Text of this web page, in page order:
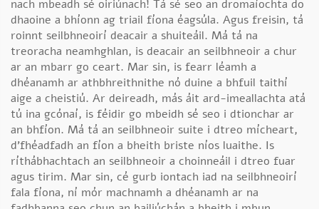
nach mbeadh sé oiriúnach! Tá sé seo an dromaíochta do
dhaoine a bhíonn ag triail fíona éagsúla. Agus freisin, tá
roinnt seilbhneoirí deacair a shuiteáil. Má tá na
treoracha neamhghlan, is deacair an seilbhneoir a chur
ar an mbarr go ceart. Mar sin, is fearr léamh a
dhéanamh ar athbhreithnithe nó duine a bhfuil taithí
aige a cheistiú. Ar deireadh, más áit ard-imeallachta atá
tú ina gcónaí, is féidir go mbeidh sé seo i dtionchar ar
an bhfíon. Má tá an seilbhneoir suite i dtreo mícheart,
d’fhéadfadh an fíon a bheith briste níos luaithe. Is
ríthábhachtach an seilbhneoir a choinneáil i dtreo fuar
agus tirim. Mar sin, cé gurb iontach iad na seilbhneoirí
fala fíona, ní mór machnamh a dhéanamh ar na